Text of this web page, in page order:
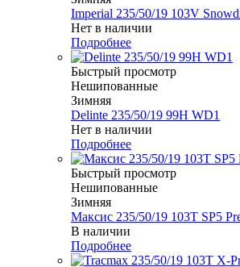
Imperial 235/50/19 103V
Нет в наличии
Подробнее
Быстрый просмотр
Нешипованные
Зимняя
Delinte 235/50/19 99H WD1
Нет в наличии
Подробнее
Быстрый просмотр
Нешипованные
Зимняя
Максис 235/50/19 103T SP5
В наличии
Подробнее